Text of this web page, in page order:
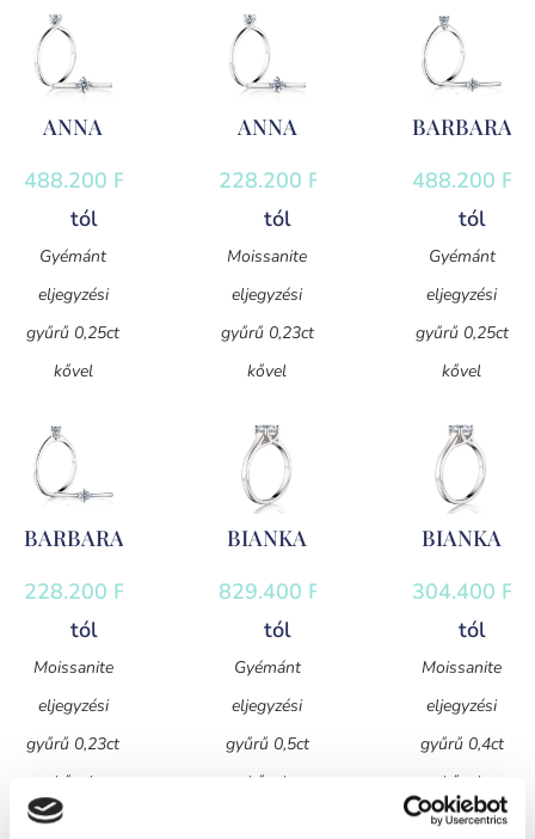
ANNA
488.200 Ft
tól
Gyémánt
eljegyzési
gyűrű 0,25ct
kővel
ANNA
228.200 Ft
tól
Moissanite
eljegyzési
gyűrű 0,23ct
kővel
BARBARA
488.200 Ft
tól
Gyémánt
eljegyzési
gyűrű 0,25ct
kővel
BARBARA
228.200 Ft
tól
Moissanite
eljegyzési
gyűrű 0,23ct
kővel
BIANKA
829.400 Ft
tól
Gyémánt
eljegyzési
gyűrű 0,5ct
kővel
BIANKA
304.400 Ft
tól
Moissanite
eljegyzési
gyűrű 0,4ct
kővel